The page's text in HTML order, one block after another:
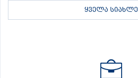
ყველა სიახლე